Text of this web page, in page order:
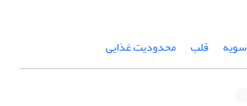
سویه قلب محدودیت غذایی